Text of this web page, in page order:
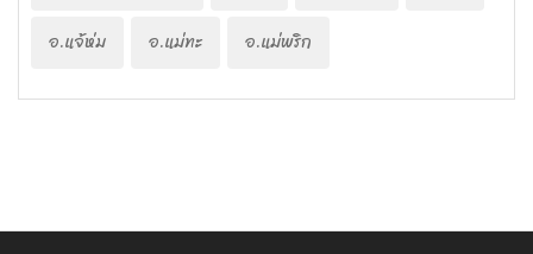
อ.แจ้ห่ม
อ.แม่ทะ อ.แม่พริก